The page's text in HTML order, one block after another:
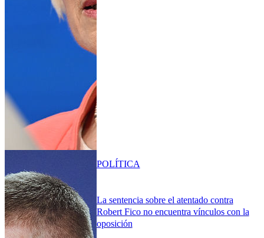
La sentencia sobre el atentado contra
Robert Fico no encuentra vínculos con la
oposición
POLÍTICA